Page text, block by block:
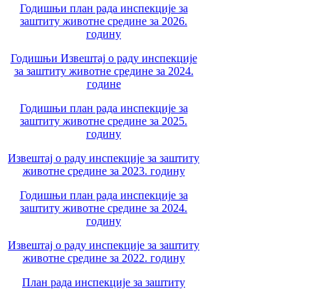
Годишњи план рада инспекције за
заштиту животне средине за 2026.
годину
Годишњи Извештај о раду инспекције
за заштиту животне средине за 2024.
године
Годишњи план рада инспекције за
заштиту животне средине за 2025.
годину
Извештај о раду инспекције за заштиту
животне средине за 2023. годину
Годишњи план рада инспекције за
заштиту животне средине за 2024.
годину
Извештај о раду инспекције за заштиту
животне средине за 2022. годину
План рада инспекције за заштиту